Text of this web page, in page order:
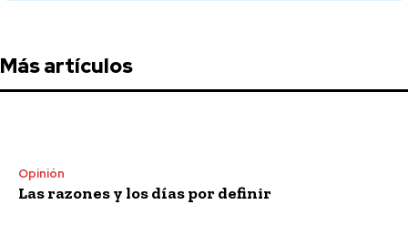
Más artículos
Opinión
Las razones y los días por definir